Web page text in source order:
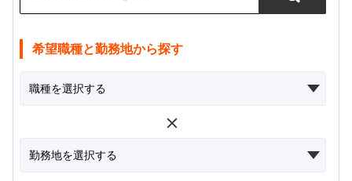
希望職種と勤務地から探す